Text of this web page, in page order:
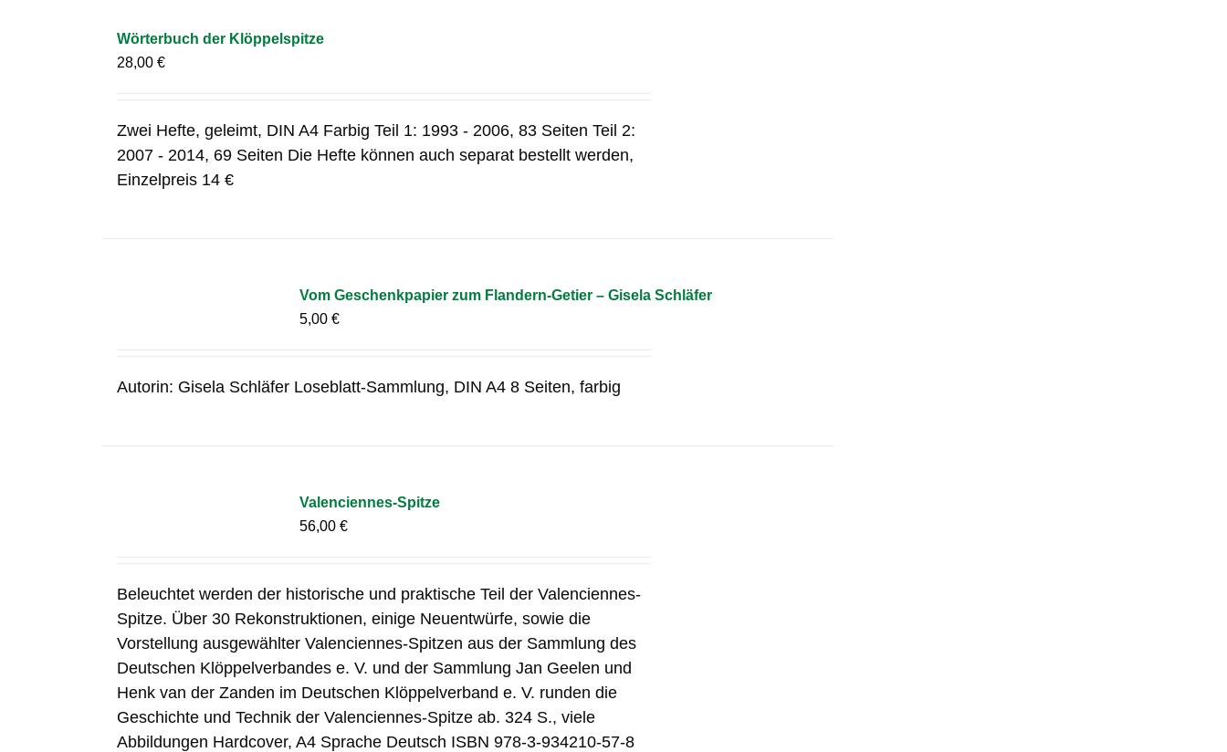
Wörterbuch der Klöppelspitze
28,00€
Zwei Hefte, geleimt, DIN A4 Farbig Teil 1: 1993 - 2006, 83 Seiten Teil 2:
2007 - 2014, 69 Seiten Die Hefte können auch separat bestellt werden,
Einzelpreis 14 €
Vom Geschenkpapier zum Flandern-Getier – Gisela Schläfer
5,00€
Autorin: Gisela Schläfer Loseblatt-Sammlung, DIN A4 8 Seiten, farbig
Valenciennes-Spitze
56,00€
Beleuchtet werden der historische und praktische Teil der Valenciennes-
Spitze. Über 30 Rekonstruktionen, einige Neuentwürfe, sowie die
Vorstellung ausgewählter Valenciennes-Spitzen aus der Sammlung des
Deutschen Klöppelverbandes e. V. und der Sammlung Jan Geelen und
Henk van der Zanden im Deutschen Klöppelverband e. V. runden die
Geschichte und Technik der Valenciennes-Spitze ab. 324 S., viele
Abbildungen Hardcover, A4 Sprache Deutsch ISBN 978-3-934210-57-8